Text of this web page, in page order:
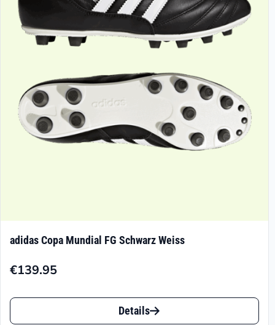
adidas Copa Mundial FG Schwarz Weiss
€139.95
Dieses
Produkt
Details